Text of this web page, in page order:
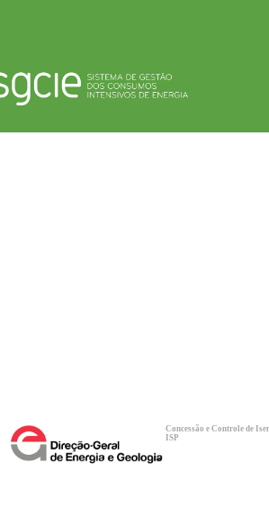
Concessão e Controle de
ISP